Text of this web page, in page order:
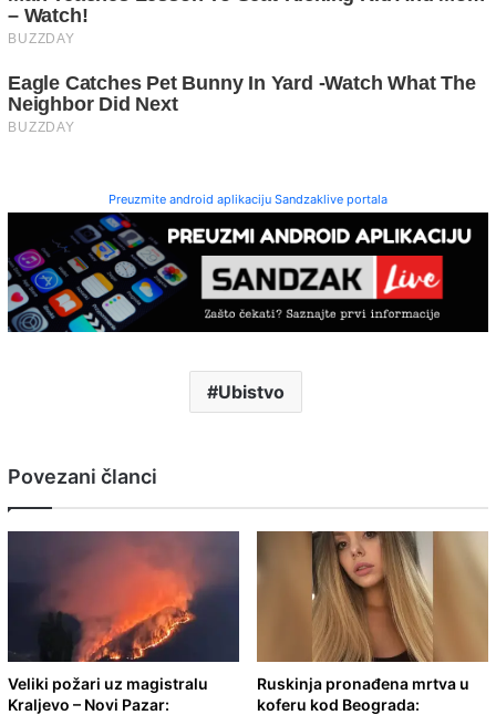
Preuzmite android aplikaciju Sandzaklive portala
Ubistvo
Povezani članci
Veliki požari uz magistralu
Kraljevo – Novi Pazar:
Ruskinja pronađena mrtva u
koferu kod Beograda: